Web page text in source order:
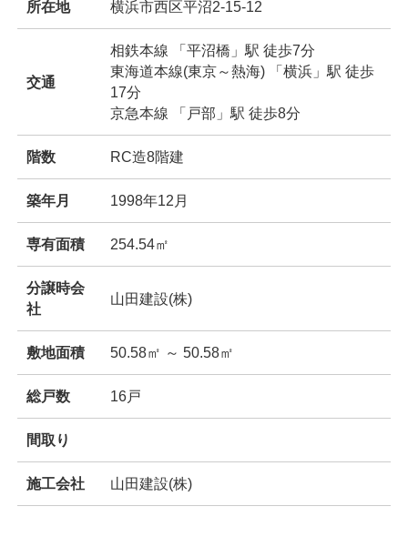
所在地 横浜市西区平沼2-15-12
交通
相鉄本線 「平沼橋」駅 徒歩7分
東海道本線(東京～熱海) 「横浜」駅 徒歩
17分
京急本線 「戸部」駅 徒歩8分
階数 RC造8階建
築年月 1998年12月
専有面積 254.54㎡
分譲時会
社
山田建設(株)
敷地面積 50.58㎡ ～ 50.58㎡
総戸数 16戸
間取り
施工会社 山田建設(株)